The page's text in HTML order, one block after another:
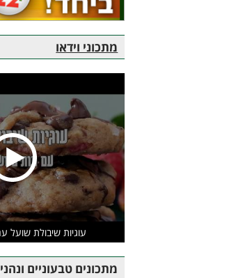
מתכוני וידאו
עוגיות שיבולת שועל
מתכונים טבעוניים